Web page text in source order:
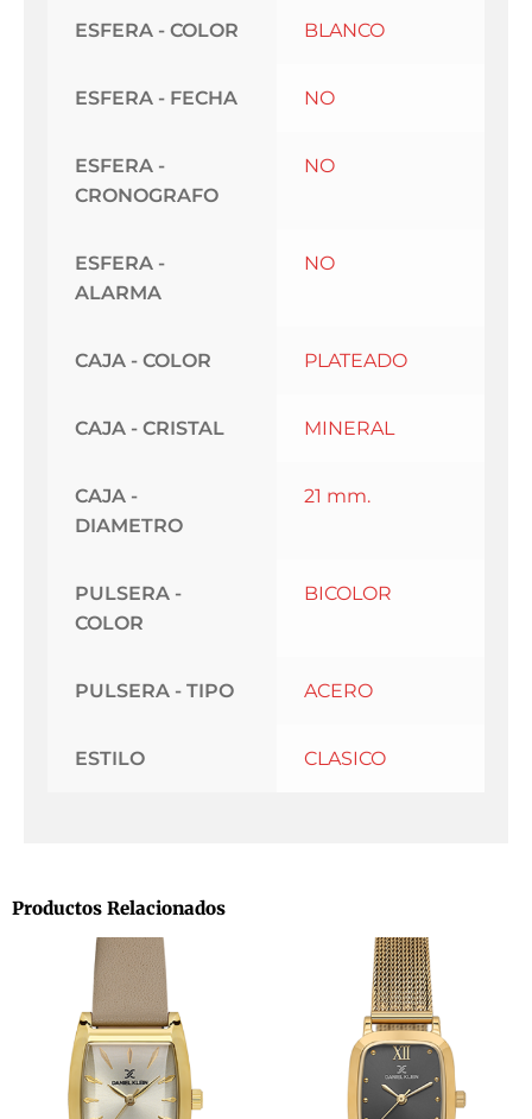
ESFERA - COLOR BLANCO
ESFERA - FECHA NO
ESFERA -
CRONOGRAFO
NO
ESFERA -
ALARMA
NO
CAJA - COLOR PLATEADO
CAJA - CRISTAL MINERAL
CAJA -
DIAMETRO
21 mm.
PULSERA -
COLOR
BICOLOR
PULSERA - TIPO ACERO
ESTILO CLASICO
Productos Relacionados